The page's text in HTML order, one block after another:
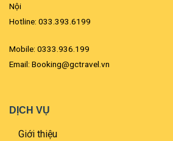
Nội
Hotline: 033.393.6199
Mobile: 0333.936.199
Email: Booking@gctravel.vn
DỊCH VỤ
Giới thiệu